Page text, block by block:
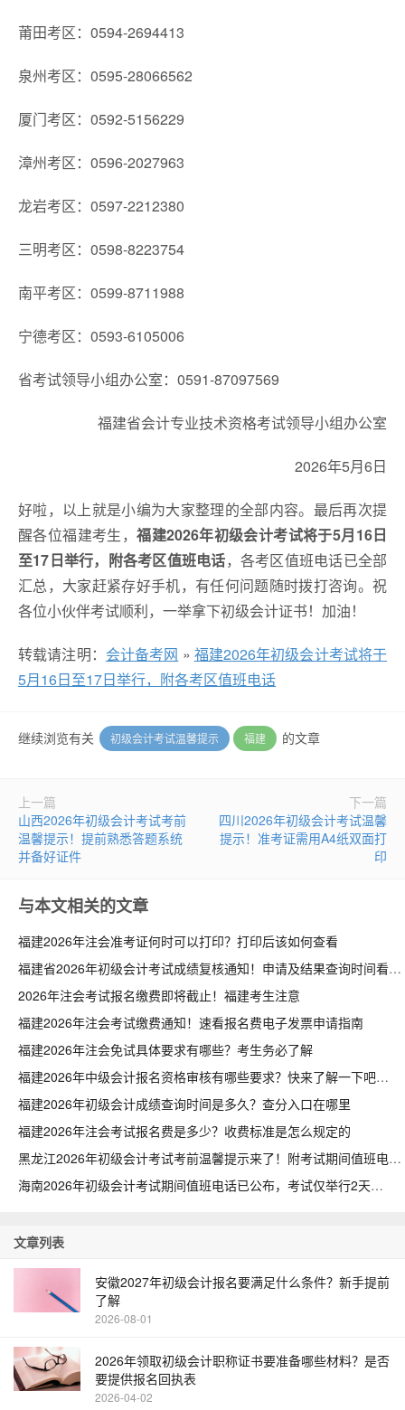
莆田考区：0594-2694413
泉州考区：0595-28066562
厦门考区：0592-5156229
漳州考区：0596-2027963
龙岩考区：0597-2212380
三明考区：0598-8223754
南平考区：0599-8711988
宁德考区：0593-6105006
省考试领导小组办公室：0591-87097569
福建省会计专业技术资格考试领导小组办公室
2026年5月6日
好啦，以上就是小编为大家整理的全部内容。最后再次提
醒各位福建考生，福建2026年初级会计考试将于5月16日
至17日举行，附各考区值班电话，各考区值班电话已全部
汇总，大家赶紧存好手机，有任何问题随时拨打咨询。祝
各位小伙伴考试顺利，一举拿下初级会计证书！加油！
转载请注明： 会计备考网 » 福建2026年初级会计考试将于
5月16日至17日举行，附各考区值班电话
继续浏览有关 初级会计考试温馨提示 福建 的文章
上一篇
山西2026年初级会计考试考前
温馨提示！提前熟悉答题系统
并备好证件
下一篇
四川2026年初级会计考试温馨
提示！准考证需用A4纸双面打
印
与本文相关的文章
福建2026年注会准考证何时可以打印？打印后该如何查看
福建省2026年初级会计考试成绩复核通知！申请及结果查询时间看这里
2026年注会考试报名缴费即将截止！福建考生注意
福建2026年注会考试缴费通知！速看报名费电子发票申请指南
福建2026年注会免试具体要求有哪些？考生务必了解
福建2026年中级会计报名资格审核有哪些要求？快来了解一下吧
福建2026年初级会计成绩查询时间是多久？查分入口在哪里
福建2026年注会考试报名费是多少？收费标准是怎么规定的
黑龙江2026年初级会计考试考前温馨提示来了！附考试期间值班电话
海南2026年初级会计考试期间值班电话已公布，考试仅举行2天
文章列表
安徽2027年初级会计报名要满足什么条件？新手提前
了解
2026-08-01
2026年领取初级会计职称证书要准备哪些材料？是否
要提供报名回执表
2026-04-02